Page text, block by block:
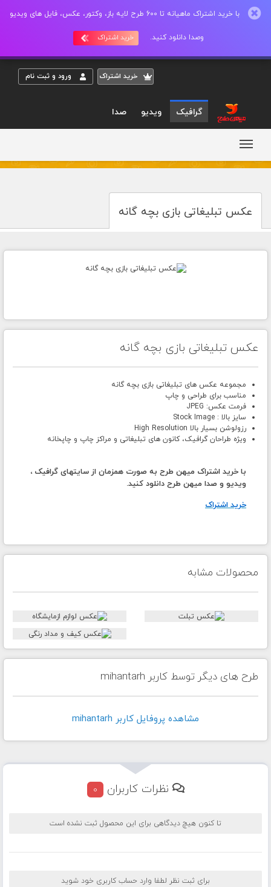
با خرید اشتراک ماهیانه تا 600 طرح لایه باز، وکتور، عکس، فایل های ویدیو
وصدا دانلود کنید. خرید اشتراک
خريد اشتراک ورود و ثبت نام
گرافیک ویدیو صدا
عکس تبلیغاتی بازی بچه گانه
عکس تبلیغاتی بازی بچه گانه
مجموعه عکس های تبلیغاتی بازی بچه گانه
مناسب برای طراحی و چاپ
فرمت عکس: JPEG
سایز بالا : Stock Image
رزولوشن بسیار بالا High Resolution
ویژه طراحان گرافیک، کانون های تبلیغاتی و مراکز چاپ و چاپخانه
با خرید اشتراک میهن طرح به صورت همزمان از سایتهای گرافیک ،
ویدیو و صدا میهن طرح دانلود کنید.
خرید اشتراک
محصولات مشابه
طرح های دیگر توسط کاربر mihantarh
مشاهده پروفايل کاربر mihantarh
نظرات کاربران 0
تا کنون هیچ دیدگاهی برای این محصول ثبت نشده است
برای ثبت نظر لطفا وارد حساب کاربری خود شوید